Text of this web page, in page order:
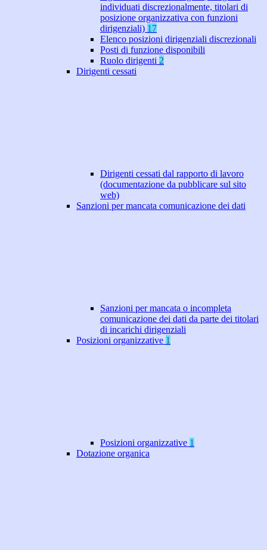
individuati discrezionalmente, titolari di
posizione organizzativa con funzioni
dirigenziali) 17
Elenco posizioni dirigenziali discrezionali
Posti di funzione disponibili
Ruolo dirigenti 2
Dirigenti cessati
Dirigenti cessati dal rapporto di lavoro
(documentazione da pubblicare sul sito
web)
Sanzioni per mancata comunicazione dei dati
Sanzioni per mancata o incompleta
comunicazione dei dati da parte dei titolari
di incarichi dirigenziali
Posizioni organizzative 1
Posizioni organizzative 1
Dotazione organica